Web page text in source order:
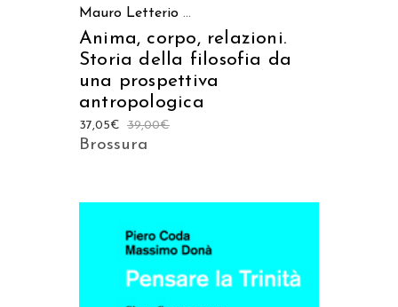
Mauro Letterio ...
Anima, corpo, relazioni.
Storia della filosofia da
una prospettiva
antropologica
39,00€
37,05€
Brossura